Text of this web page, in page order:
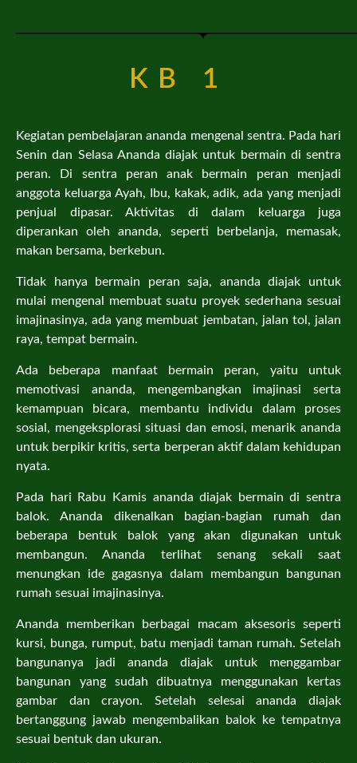
KB 1
Kegiatan pembelajaran ananda mengenal sentra. Pada hari
Senin dan Selasa Ananda diajak untuk bermain di sentra
peran. Di sentra peran anak bermain peran menjadi
anggota keluarga Ayah, Ibu, kakak, adik, ada yang menjadi
penjual dipasar. Aktivitas di dalam keluarga juga
diperankan oleh ananda, seperti berbelanja, memasak,
makan bersama, berkebun.
Tidak hanya bermain peran saja, ananda diajak untuk
mulai mengenal membuat suatu proyek sederhana sesuai
imajinasinya, ada yang membuat jembatan, jalan tol, jalan
raya, tempat bermain.
Ada beberapa manfaat bermain peran, yaitu untuk
memotivasi ananda, mengembangkan imajinasi serta
kemampuan bicara, membantu individu dalam proses
sosial, mengeksplorasi situasi dan emosi, menarik ananda
untuk berpikir kritis, serta berperan aktif dalam kehidupan
nyata.
Pada hari Rabu Kamis ananda diajak bermain di sentra
balok. Ananda dikenalkan bagian-bagian rumah dan
beberapa bentuk balok yang akan digunakan untuk
membangun. Ananda terlihat senang sekali saat
menungkan ide gagasnya dalam membangun bangunan
rumah sesuai imajinasinya.
Ananda memberikan berbagai macam aksesoris seperti
kursi, bunga, rumput, batu menjadi taman rumah. Setelah
bangunanya jadi ananda diajak untuk menggambar
bangunan yang sudah dibuatnya menggunakan kertas
gambar dan crayon. Setelah selesai ananda diajak
bertanggung jawab mengembalikan balok ke tempatnya
sesuai bentuk dan ukuran.